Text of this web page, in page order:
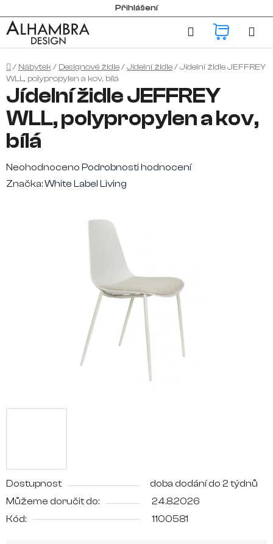
na
obsah
Přihlášení
Hledat
Domů
/ Nábytek/ Designové židle/Jídelní židle/Jídelní židle JEFFREY
WLL, polypropylen a kov, bílá
Dostupnost
doba dodání do 2 týdnů
Můžeme doručit do:
24.8.2026
Kód:
1100581
Jídelní židle JEFFREY
WLL, polypropylen a kov,
bílá
Průměrné
hodnocení
Neohodnoceno Podrobnosti hodnocení
Značka:White Label Living